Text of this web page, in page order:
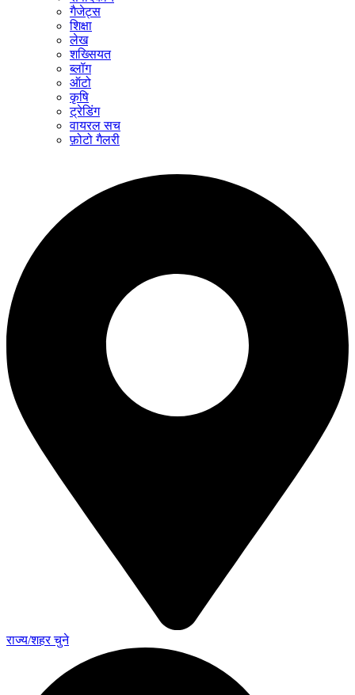
गैजेट्स
शिक्षा
लेख
शख्सियत
ब्लॉग
ऑटो
कृषि
ट्रेडिंग
वायरल सच
फ़ोटो गैलरी
राज्य/शहर चुने